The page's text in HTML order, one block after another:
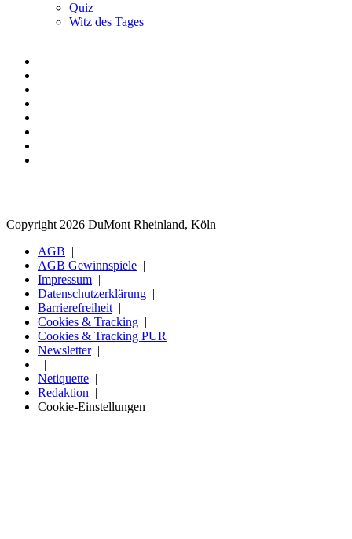
Quiz
Witz des Tages
Copyright 2026 DuMont Rheinland, Köln
AGB
AGB Gewinnspiele
Impressum
Datenschutzerklärung
Barrierefreiheit
Cookies & Tracking
Cookies & Tracking PUR
Newsletter
Netiquette
Redaktion
Cookie-Einstellungen